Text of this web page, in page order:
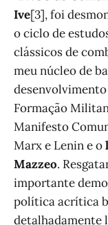
Ive[3], foi
o ciclo de
clássicos de
meu núcleo de
Formação
Manifesto
Marx e Lenin e o
Mazzeo.
importante
política acrítica
detalhadamente